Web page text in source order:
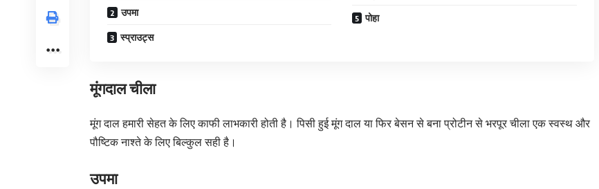
उपमा
स्प्राउट्स
पोहा
मूंगदाल चीला
मूंग दाल हमारी सेहत के लिए काफी लाभकारी होती है। पिसी हुई मूंग दाल या फिर बेसन से बना प्रोटीन से भरपूर चीला एक स्वस्थ और
पौष्टिक नाश्ते के लिए बिल्कुल सही है।
उपमा